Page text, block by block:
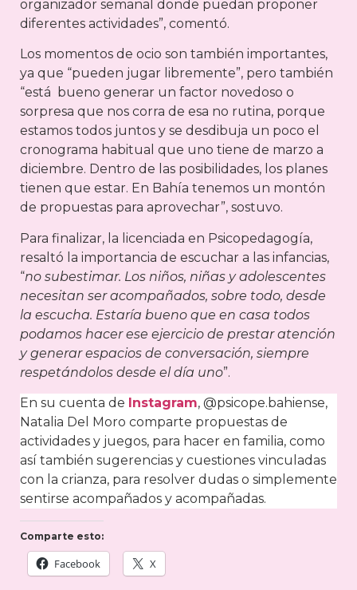
organizador semanal donde puedan proponer
diferentes actividades”, comentó.
Los momentos de ocio son también importantes,
ya que “pueden jugar libremente”, pero también
“está bueno generar un factor novedoso o
sorpresa que nos corra de esa no rutina, porque
estamos todos juntos y se desdibuja un poco el
cronograma habitual que uno tiene de marzo a
diciembre. Dentro de las posibilidades, los planes
tienen que estar. En Bahía tenemos un montón
de propuestas para aprovechar”, sostuvo.
Para finalizar, la licenciada en Psicopedagogía,
resaltó la importancia de escuchar a las infancias,
“no subestimar. Los niños, niñas y adolescentes
necesitan ser acompañados, sobre todo, desde
la escucha. Estaría bueno que en casa todos
podamos hacer ese ejercicio de prestar atención
y generar espacios de conversación, siempre
respetándolos desde el día uno”.
En su cuenta de Instagram, @psicope.bahiense,
Natalia Del Moro comparte propuestas de
actividades y juegos, para hacer en familia, como
así también sugerencias y cuestiones vinculadas
con la crianza, para resolver dudas o simplemente
sentirse acompañados y acompañadas.
Comparte esto:
Facebook X